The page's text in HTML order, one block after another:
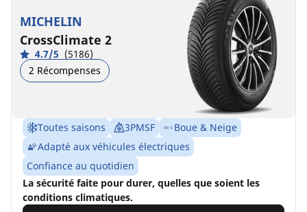
MICHELIN
CrossClimate 2
4.7/5 (5186)
2 Récompenses
Toutes saisons 3PMSF
Boue & Neige
Adapté aux véhicules électriques
Confiance au quotidien
La sécurité faite pour durer, quelles que soient les
conditions climatiques.